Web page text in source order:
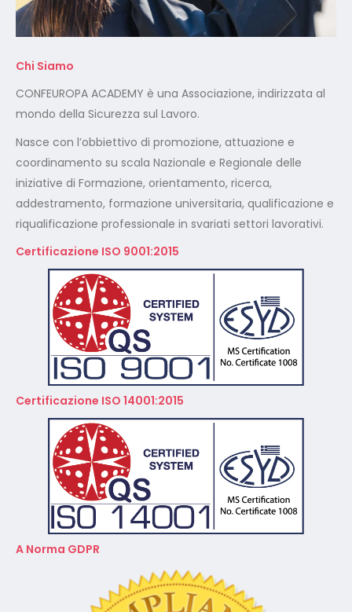
Chi Siamo
CONFEUROPA ACADEMY è una Associazione, indirizzata al
mondo della Sicurezza sul Lavoro.
Nasce con l’obbiettivo di promozione, attuazione e
coordinamento su scala Nazionale e Regionale delle
iniziative di Formazione, orientamento, ricerca,
addestramento, formazione universitaria, qualificazione e
riqualificazione professionale in svariati settori lavorativi.
Certificazione ISO 9001:2015
Certificazione ISO 14001:2015
A Norma GDPR